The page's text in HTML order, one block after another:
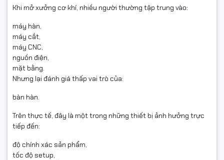
Khi mở xưởng cơ khí, nhiều người thường tập trung vào:
máy hàn,
máy cắt,
máy CNC,
nguồn điện,
mặt bằng.
Nhưng lại đánh giá thấp vai trò của:
bàn hàn.
Trên thực tế, đây là một trong những thiết bị ảnh hưởng trực
tiếp đến:
độ chính xác sản phẩm,
tốc độ setup,